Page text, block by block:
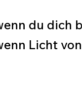
du dich
Licht